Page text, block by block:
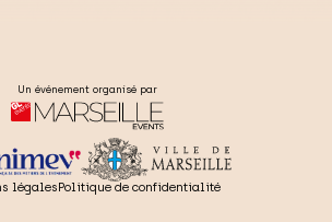
Un événement organisé par
légalesPolitique de confidentialité